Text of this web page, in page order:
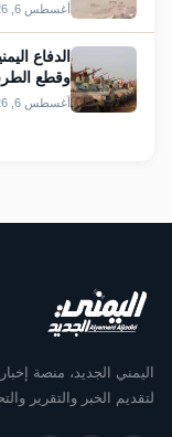
أغسطس 6, 2026
الدفاع
وقطع
أغسطس 6, 2026
اليمني الجديد، منصة
لتقديم الخبر والتقرير